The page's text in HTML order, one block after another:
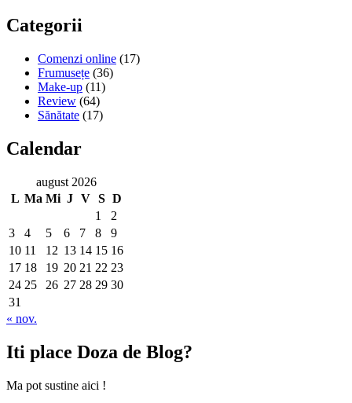
Categorii
Comenzi online (17)
Frumusețe (36)
Make-up (11)
Review (64)
Sănătate (17)
Calendar
august 2026
L Ma Mi J V S D
1
2
3
4 5 6 7 8
9
10 11 12 13 14 15 16
17 18 19 20 21 22 23
24 25 26 27 28 29 30
31
« nov.
Iti place Doza de Blog?
Ma pot sustine aici !